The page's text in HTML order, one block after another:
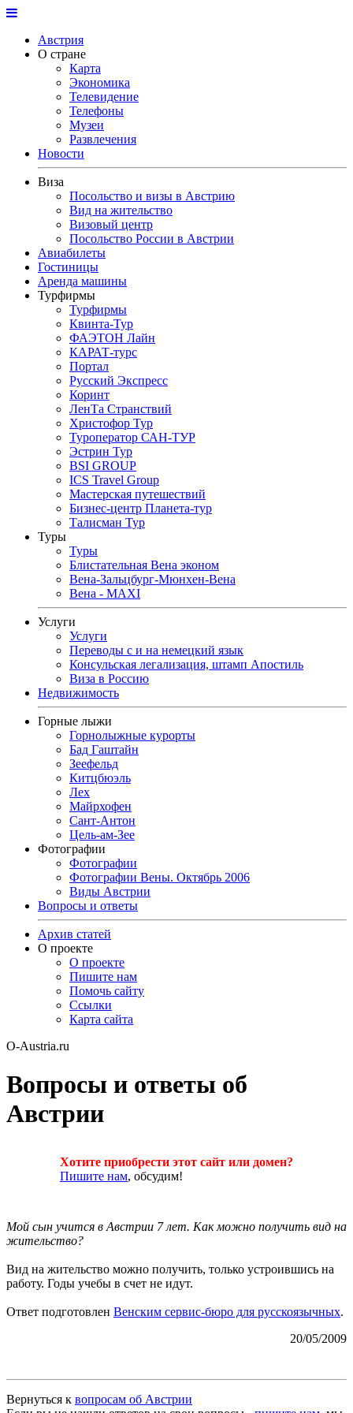
Австрия
О стране
Карта
Экономика
Телевидение
Телефоны
Музеи
Развлечения
Новости
Виза
Посольство и визы в Австрию
Вид на жительство
Визовый центр
Посольство России в Австрии
Авиабилеты
Гостиницы
Аренда машины
Турфирмы
Турфирмы
Квинта-Тур
ФАЭТОН Лайн
КАРАТ-турс
Портал
Русский Экспресс
Коринт
ЛенТа Странствий
Христофор Тур
Туроператор САН-ТУР
Эстрин Тур
BSI GROUP
ICS Travel Group
Мастерская путешествий
Бизнес-центр Планета-тур
Талисман Тур
Туры
Туры
Блистательная Вена эконом
Вена-Зальцбург-Мюнхен-Вена
Вена - MAXI
Услуги
Услуги
Переводы с и на немецкий язык
Консульская легализация, штамп Апостиль
Виза в Россию
Недвижимость
Горные лыжи
Горнолыжные курорты
Бад Гаштайн
Зеефельд
Китцбюэль
Лех
Майрхофен
Сант-Антон
Цель-ам-Зее
Фотографии
Фотографии
Фотографии Вены. Октябрь 2006
Виды Австрии
Вопросы и ответы
Архив статей
О проекте
О проекте
Пишите нам
Помочь сайту
Ссылки
Карта сайта
O-Austria.ru
Вопросы и ответы об
Австрии
Хотите приобрести этот сайт или домен?
Пишите нам, обсудим!
Мой сын учится в Австрии 7 лет. Как можно получить вид на
жительство?
Вид на жительство можно получить, только устроившись на
работу. Годы учебы в счет не идут.
Ответ подготовлен Венским сервис-бюро для русскоязычных.
20/05/2009
Вернуться к вопросам об Австрии